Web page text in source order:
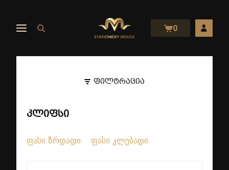
0
ფილტრაცია
კლიფსი
ფასი ზრდადი ფასი კლებადი